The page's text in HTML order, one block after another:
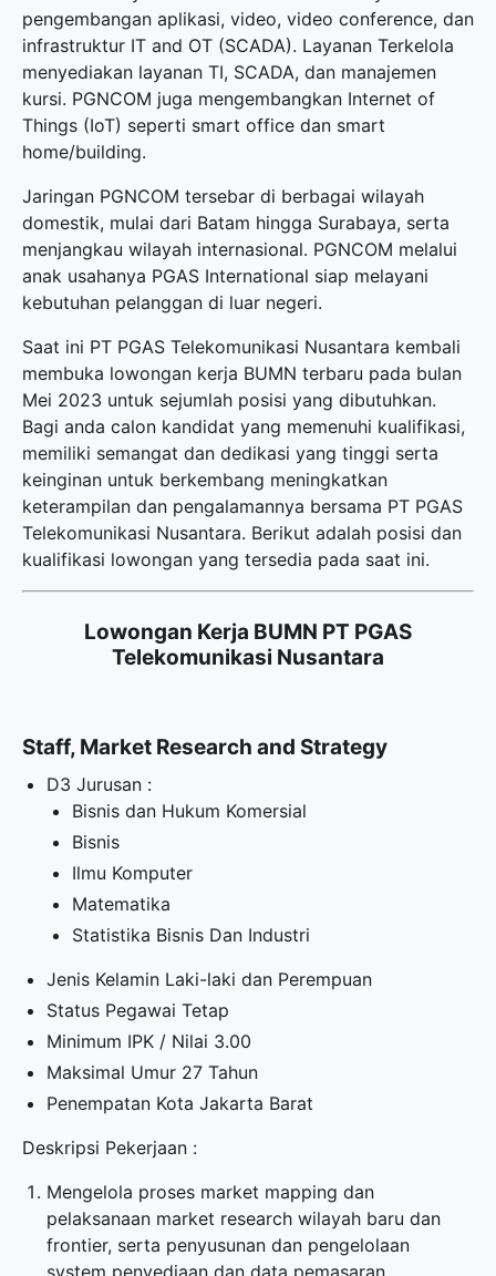
pengembangan aplikasi, video, video conference, dan
infrastruktur IT and OT (SCADA). Layanan Terkelola
menyediakan layanan TI, SCADA, dan manajemen
kursi. PGNCOM juga mengembangkan Internet of
Things (IoT) seperti smart office dan smart
home/building.
Jaringan PGNCOM tersebar di berbagai wilayah
domestik, mulai dari Batam hingga Surabaya, serta
menjangkau wilayah internasional. PGNCOM melalui
anak usahanya PGAS International siap melayani
kebutuhan pelanggan di luar negeri.
Saat ini PT PGAS Telekomunikasi Nusantara kembali
membuka lowongan kerja BUMN terbaru pada bulan
Mei 2023 untuk sejumlah posisi yang dibutuhkan.
Bagi anda calon kandidat yang memenuhi kualifikasi,
memiliki semangat dan dedikasi yang tinggi serta
keinginan untuk berkembang meningkatkan
keterampilan dan pengalamannya bersama PT PGAS
Telekomunikasi Nusantara. Berikut adalah posisi dan
kualifikasi lowongan yang tersedia pada saat ini.
Lowongan Kerja BUMN PT PGAS
Telekomunikasi Nusantara
Staff, Market Research and Strategy
D3 Jurusan :
Bisnis dan Hukum Komersial
Bisnis
Ilmu Komputer
Matematika
Statistika Bisnis Dan Industri
Jenis Kelamin Laki-laki dan Perempuan
Status Pegawai Tetap
Minimum IPK / Nilai 3.00
Maksimal Umur 27 Tahun
Penempatan Kota Jakarta Barat
Deskripsi Pekerjaan :
Mengelola proses market mapping dan
pelaksanaan market research wilayah baru dan
frontier, serta penyusunan dan pengelolaan
system penyediaan dan data pemasaran